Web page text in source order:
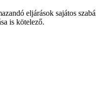
eljárások sajátos
is kötelező.